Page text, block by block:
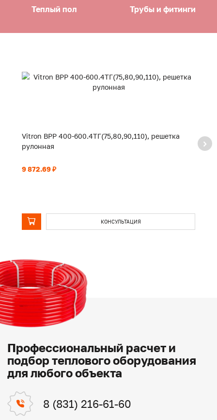
Теплый пол Трубы и фитинги
Vitron ВРР 400-600.4ТГ(75,80,90,110), решетка
рулонная
9 872.69 ₽
КОНСУЛЬТАЦИЯ
Профессиональный расчет и
подбор теплового оборудования
для любого объекта
8 (831) 216-61-60